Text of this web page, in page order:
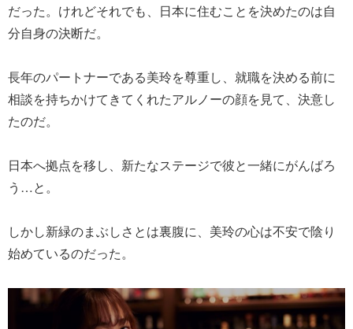
だった。けれどそれでも、日本に住むことを決めたのは自
分自身の決断だ。
長年のパートナーである美玲を尊重し、就職を決める前に
相談を持ちかけてきてくれたアルノーの顔を見て、決意し
たのだ。
日本へ拠点を移し、新たなステージで彼と一緒にがんばろ
う…と。
しかし新緑のまぶしさとは裏腹に、美玲の心は不安で陰り
始めているのだった。